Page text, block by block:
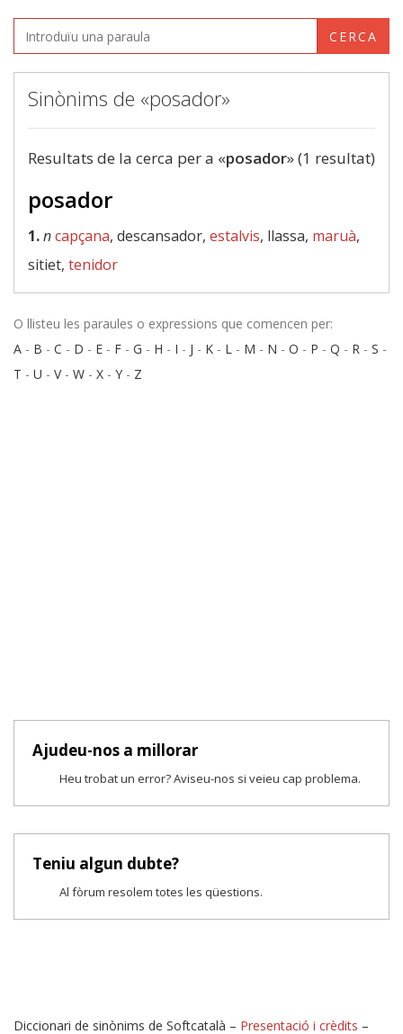
CERCA
Sinònims de «posador»
Resultats de la cerca per a «posador» (1 resultat)
posador
1.ncapçana, descansador, estalvis, llassa, maruà,
sitiet, tenidor
O llisteu les paraules o expressions que comencen per:
A - B - C - D - E - F - G - H - I - J - K - L - M - N - O - P - Q - R - S -
T - U - V- W - X - Y - Z
Ajudeu-nos a millorar
Heu trobat un error? Aviseu-nos si veieu cap problema.
Teniu algun dubte?
Al fòrum resolem totes les qüestions.
Diccionari de sinònims de Softcatalà – Presentació i crèdits –